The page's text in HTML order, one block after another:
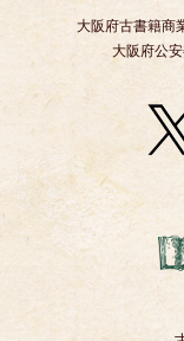
大阪府古書籍商
大阪府公